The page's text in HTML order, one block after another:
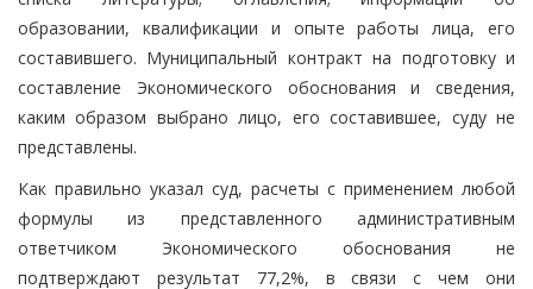
образовании, квалификации и опыте работы лица, его
составившего. Муниципальный контракт на подготовку и
составление Экономического обоснования и сведения,
каким образом выбрано лицо, его составившее, суду не
представлены.
Как правильно указал суд, расчеты с применением любой
формулы из представленного административным
ответчиком Экономического обоснования не
подтверждают результат 77,2%, в связи с чем они